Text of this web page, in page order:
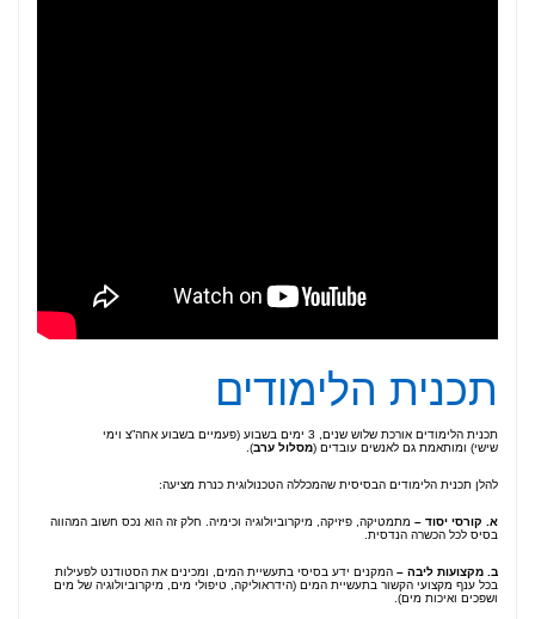
תכנית הלימודים
תכנית הלימודים אורכת שלוש שנים, 3 ימים בשבוע (פעמיים בשבוע אחה”צ וימי
שישי) ומותאמת גם לאנשים עובדים (מסלול ערב).
להלן תכנית הלימודים הבסיסית שהמכללה הטכנולוגית כנרת מציעה:
א קורסי יסוד – מתמטיקה, פיזיקה, מיקרוביולוגיה וכימיה. חלק זה הוא נכס חשוב המהווה
בסיס לכל הכשרה הנדסית.
ב מקצועות ליבה – המקנים ידע בסיסי בתעשיית המים, ומכינים את הסטודנט לפעילות
בכל ענף מקצועי הקשור בתעשיית המים (הידראוליקה, טיפולי מים, מיקרוביולוגיה של מים
ושפכים ואיכות מים).